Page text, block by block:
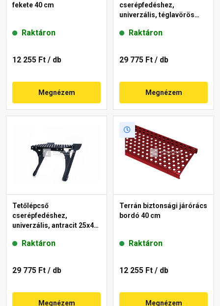
fekete 40 cm
Raktáron
12 255 Ft / db
Megnézem
cserépfedéshez,
univerzális, téglavörös
Raktáron
29 775 Ft / db
Megnézem
Tetőlépcső
cserépfedéshez,
univerzális, antracit 25x40
Raktáron
29 775 Ft / db
Megnézem
Terrán biztonsági járórács
bordó 40 cm
Raktáron
12 255 Ft / db
Megnézem